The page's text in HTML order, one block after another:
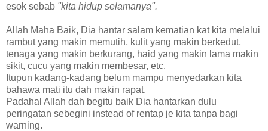
esok sebab "kita hidup selamanya".
Allah Maha Baik, Dia hantar salam kematian kat kita melalui
rambut yang makin memutih, kulit yang makin berkedut,
tenaga yang makin berkurang, haid yang makin lama makin
sikit, cucu yang makin membesar, etc.
Itupun kadang-kadang belum mampu menyedarkan kita
bahawa mati itu dah makin rapat.
Padahal Allah dah begitu baik Dia hantarkan dulu
peringatan sebegini instead of rentap je kita tanpa bagi
warning.